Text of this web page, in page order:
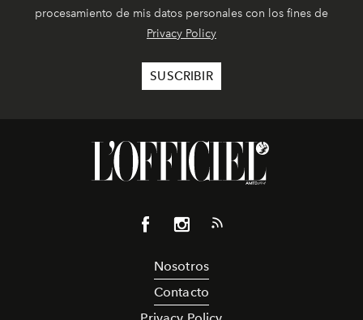
procesamiento de mis datos personales con los fines de
Privacy Policy
Nosotros
Contacto